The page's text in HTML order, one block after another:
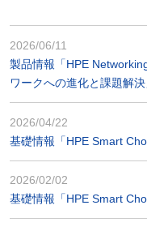
2026/06/11
製品情報「HPE
ワークへの進化と課題解
2026/04/22
基礎情報「HPE Smart
2026/02/02
基礎情報「HPE Smart